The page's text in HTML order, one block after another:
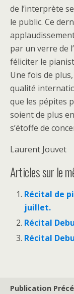
de l’interprète
le public. Ce
par un verre de
féliciter le
Une fois de
qualité
que les pépites
soient de plus
s’étoffe de
Laurent Jouvet
Articles sur le
Récital de
juillet.
Récital
Récital
Publication